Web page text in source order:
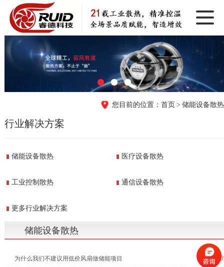
首页 储能设备散热
行业解决方案
储能设备散热 医疗设备散热
工业控制散热 通信设备散热
更多行业解决方案
储能设备散热
2026-
为什么我们不建议用低价风扇做储能项目